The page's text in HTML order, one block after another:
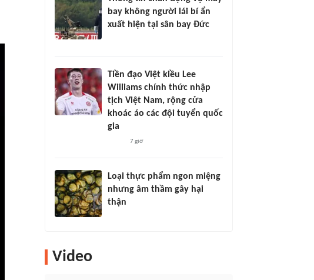
bay không người lái bí ẩn
xuất hiện tại sân bay Đức
Tiền đạo Việt kiều Lee
Williams chính thức nhập
tịch Việt Nam, rộng cửa
khoác áo các đội tuyển quốc
gia
7 giờ
Loại thực phẩm ngon miệng
nhưng âm thầm gây hại
thận
Video